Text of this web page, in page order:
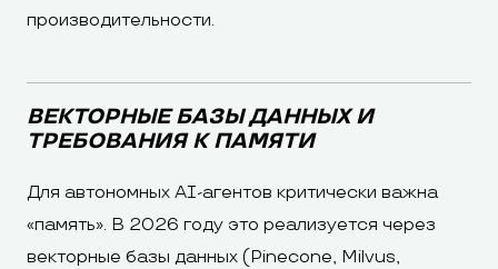
производительности.
ВЕКТОРНЫЕ БАЗЫ ДАННЫХ И
ТРЕБОВАНИЯ К ПАМЯТИ
Для автономных AI-агентов критически важна
«память». В 2026 году это реализуется через
векторные базы данных (Pinecone, Milvus,